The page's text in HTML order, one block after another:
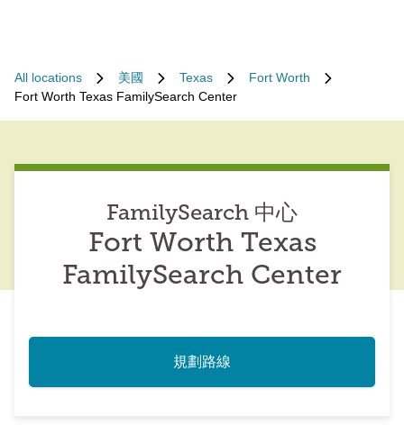
All locations 美國 Texas
Fort Worth
Fort Worth Texas FamilySearch Center
FamilySearch 中心
Fort Worth Texas
FamilySearch Center
規劃路線